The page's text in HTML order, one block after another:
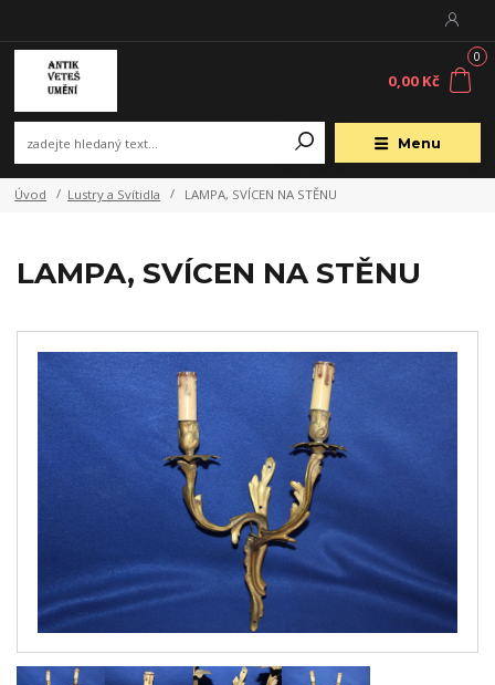
Menu
0
0,00 Kč
Úvod Lustry a Svítidla LAMPA, SVÍCEN NA STĚNU
LAMPA, SVÍCEN NA STĚNU